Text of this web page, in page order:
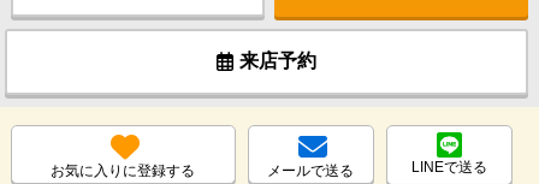
来店予約
お気に入りに登録する メールで送る LINEで送る